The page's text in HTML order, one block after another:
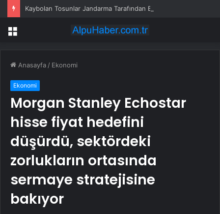
Kaybolan Tosunlar Jandarma Tarafından Bulundu
Menü
Anasayfa / Ekonomi
Ekonomi
Morgan Stanley Echostar
hisse fiyat hedefini
düşürdü, sektördeki
zorlukların ortasında
sermaye stratejisine
bakıyor